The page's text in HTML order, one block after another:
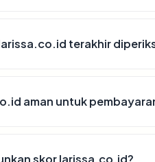
terakhir
aman untuk
skor larissa.co.id?